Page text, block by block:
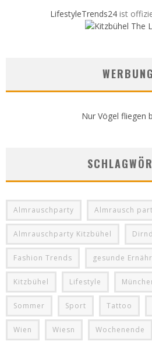
LifestyleTrends24ist
Nur Vögel fliegen
Almrauschparty Almrausch
Almrauschparty Kitzbühel
Fashion Trends gesunde
Kitzbühel Lifestyle
Sommer Sport Tattoo
Wien Wiesn Wochenende